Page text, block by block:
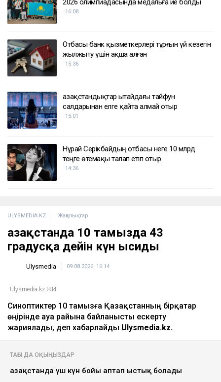
2026 олимпиадасында медальға ие болды
16:08
Отбасы банк қызметкерлері тұрғын үй кезегін
жылжыту үшін ақша алған
15:36
Қазақстандықтар Қытайдағы тайфун
салдарынан елге қайта алмай отыр
15:01
Нұрай Серікбайдың отбасы неге 10 млрд
теңге өтемақы талап етіп отыр
14:36
ULYSMEDIA.KZ Жаңалықтар
Қазақстанда 10 тамызда 43
градусқа дейін күн ысиды
Ulysmedia 09.08.2026, 16:14
Ulysmedia.kz ЖИ
Синоптиктер 10 тамызға Қазақстанның бірқатар
өңірінде ауа райына байланысты ескерту
жариялады, деп хабарлайды Ulysmedia.kz.
ТАҒЫ ДА ОҚЫҢЫЗДАР
Қазақстанда үш күн бойы аптап ыстық болады